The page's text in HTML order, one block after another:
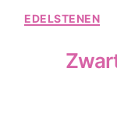
EDELSTENEN